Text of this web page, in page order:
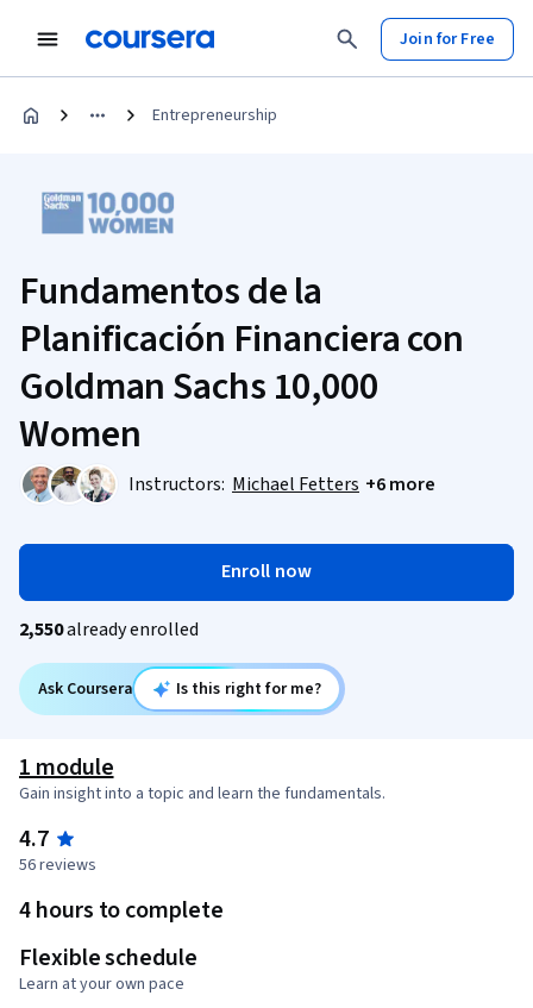
Join for Free
Entrepreneurship
Fundamentos de la
Planificación Financiera con
Goldman Sachs 10,000
Women
Instructors: Michael Fetters +6 more
Enroll now
2,550already enrolled
Ask Coursera Is this right for me?
1 module
Gain insight into a topic and learn the fundamentals.
4.7
56 reviews
4 hours to complete
Flexible schedule
Learn at your own pace